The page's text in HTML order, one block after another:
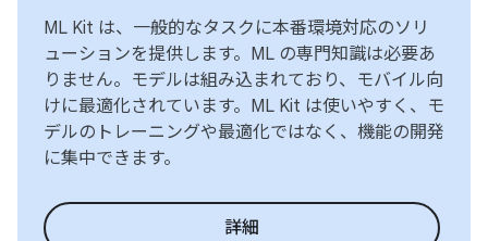
ML Kit は、一般的なタスクに本番環境対応のソリ
ューションを提供します。ML の専門知識は必要あ
りません。モデルは組み込まれており、モバイル向
けに最適化されています。ML Kit は使いやすく、モ
デルのトレーニングや最適化ではなく、機能の開発
に集中できます。
詳細